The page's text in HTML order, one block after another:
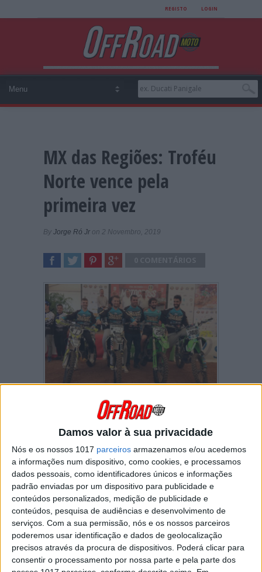
Damos valor à sua privacidade
Nós e os nossos 1017 parceiros armazenamos e/ou acedemos
a informações num dispositivo, como cookies, e processamos
dados pessoais, como identificadores únicos e informações
padrão enviadas por um dispositivo para publicidade e
conteúdos personalizados, medição de publicidade e
conteúdos, pesquisa de audiências e desenvolvimento de
serviços. Com a sua permissão, nós e os nossos parceiros
poderemos usar identificação e dados de geolocalização
precisos através da procura de dispositivos. Poderá clicar para
consentir o processamento por nossa parte e pela parte dos
REGISTO LOGIN
MX das Regiões: Troféu
Norte vence pela
primeira vez
By Jorge Ró Jr on 2 Novembro, 2019
Na 10.ª edição do Motocross das Regiões,
tivemos um novo vencedor. Pela primeira vez
na história do evento, o Troféu Norte alcançou
Daniel Pinto (2.º/1.º/1.º) foi determinante no
triunfo desta região ao vencer duas das três
mangas. Sempre no lote dos cinco primeiros, a
consistência de João Vale (4.º/5.º/5.º) permitiu
consolidar o resultado do Troféu Norte. Rui
Seixas (14.º/11.º/12.º) e Francisco Salgado
(19.º/19.º/-) contribuíram com os seus
resultados para a vitória desta seleção.
Apenas 6 pontos atrás do Troféu Norte ficou a